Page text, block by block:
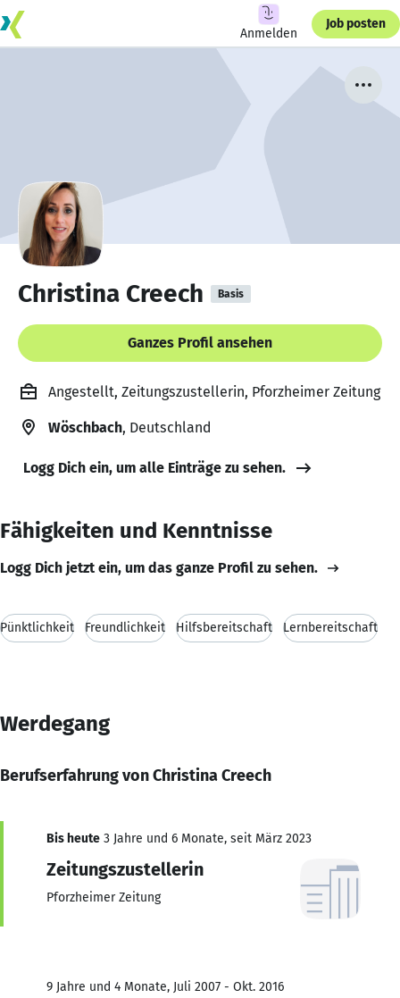
Anmelden
Job posten
Christina Creech Basis
Ganzes Profil ansehen
Angestellt, Zeitungszustellerin, Pforzheimer Zeitung
Wöschbach, Deutschland
Logg Dich ein, um alle Einträge zu sehen.
Fähigkeiten und Kenntnisse
Logg Dich jetzt ein, um das ganze Profil zu sehen.
Pünktlichkeit Freundlichkeit Hilfsbereitschaft Lernbereitschaft
Werdegang
Berufserfahrung von Christina Creech
Bis heute 3 Jahre und 6 Monate, seit März 2023
Zeitungszustellerin
Pforzheimer Zeitung
9 Jahre und 4 Monate, Juli 2007 - Okt. 2016